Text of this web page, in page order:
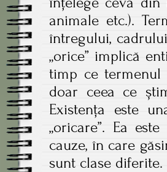
animale etc.).
întregului,
„orice” implică
timp ce termenul
doar ceea ce
Existența este
„oricare”. Ea
cauze, în care
sunt clase diferite.